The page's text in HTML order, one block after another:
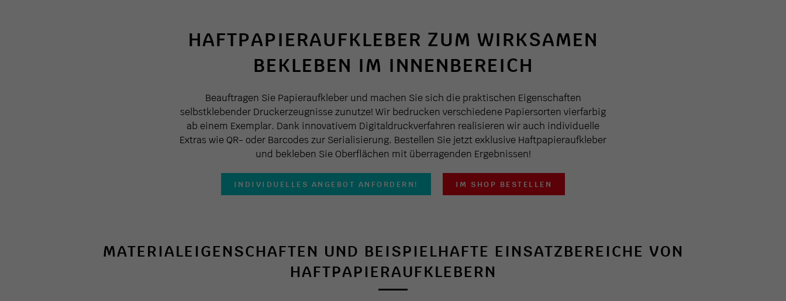
HAFTPAPIERAUFKLEBER ZUM WIRKSAMEN
BEKLEBEN IM INNENBEREICH
Beauftragen Sie Papieraufkleber und machen Sie sich die praktischen Eigenschaften
selbstklebender Druckerzeugnisse zunutze! Wir bedrucken verschiedene Papiersorten vierfarbig
ab einem Exemplar. Dank innovativem Digitaldruckverfahren realisieren wir auch individuelle
Extras wie QR- oder Barcodes zur Serialisierung. Bestellen Sie jetzt exklusive Haftpapieraufkleber
und bekleben Sie Oberflächen mit überragenden Ergebnissen!
INDIVIDUELLES ANGEBOT ANFORDERN! IM SHOP BESTELLEN
MATERIALEIGENSCHAFTEN UND BEISPIELHAFTE EINSATZBEREICHE VON
HAFTPAPIERAUFKLEBERN